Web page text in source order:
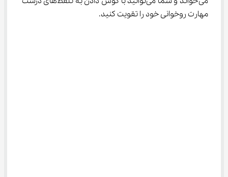
مهارت روخوانی خود را تقویت کنید.